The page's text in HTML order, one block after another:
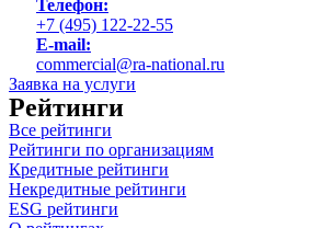
Телефон:
+7 (495) 122-22-55
E-mail:
commercial@ra-national.ru
Заявка на услуги
Рейтинги
Все рейтинги
Рейтинги по организациям
Кредитные рейтинги
Некредитные рейтинги
ESG рейтинги